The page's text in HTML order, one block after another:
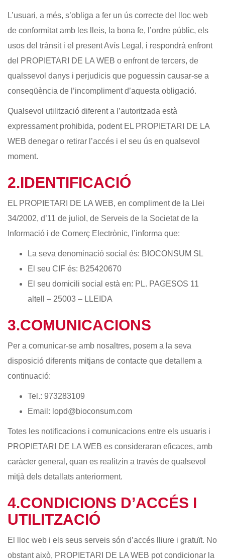
L’usuari, a més, s’obliga a fer un ús correcte del lloc web
de conformitat amb les lleis, la bona fe, l’ordre públic, els
usos del trànsit i el present Avís Legal, i respondrà enfront
del PROPIETARI DE LA WEB o enfront de tercers, de
qualssevol danys i perjudicis que poguessin causar-se a
conseqüència de l’incompliment d’aquesta obligació.
Qualsevol utilització diferent a l’autoritzada està
expressament prohibida, podent EL PROPIETARI DE LA
WEB denegar o retirar l’accés i el seu ús en qualsevol
moment.
2.IDENTIFICACIÓ
EL PROPIETARI DE LA WEB, en compliment de la Llei
34/2002, d’11 de juliol, de Serveis de la Societat de la
Informació i de Comerç Electrònic, l’informa que:
La seva denominació social és: BIOCONSUM SL
El seu CIF és: B25420670
El seu domicili social està en: PL. PAGESOS 11
altell – 25003 – LLEIDA
3.COMUNICACIONS
Per a comunicar-se amb nosaltres, posem a la seva
disposició diferents mitjans de contacte que detallem a
continuació:
Tel.: 973283109
Email: lopd@bioconsum.com
Totes les notificacions i comunicacions entre els usuaris i
PROPIETARI DE LA WEB es consideraran eficaces, amb
caràcter general, quan es realitzin a través de qualsevol
mitjà dels detallats anteriorment.
4.CONDICIONS D’ACCÉS I
UTILITZACIÓ
El lloc web i els seus serveis són d’accés lliure i gratuït. No
obstant això, PROPIETARI DE LA WEB pot condicionar la